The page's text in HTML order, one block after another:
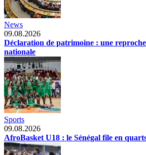
News
09.08.2026
Déclaration de patrimoine : une
nationale
Sports
09.08.2026
AfroBasket U18 : le Sénégal file en